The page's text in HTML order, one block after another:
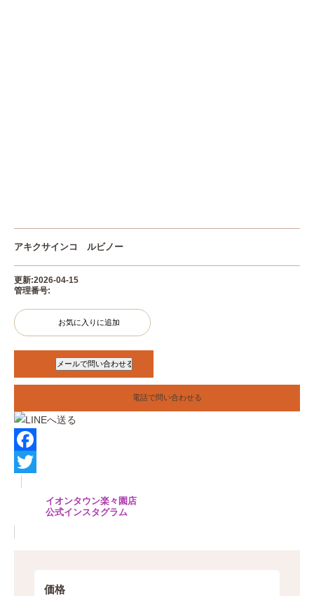
アキクサインコ ルビノー
更新:2026-04-15
管理番号:
お気に入りに追加
電話で問い合わせる
F
ei
イオンタウン楽々園店
公式インスタグラム
価格